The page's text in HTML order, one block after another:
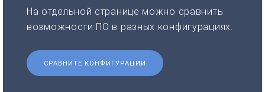
На отдельной странице можно сравнить
возможности ПО в разных конфигурациях.
СРАВНИТЕ КОНФИГУРАЦИИ